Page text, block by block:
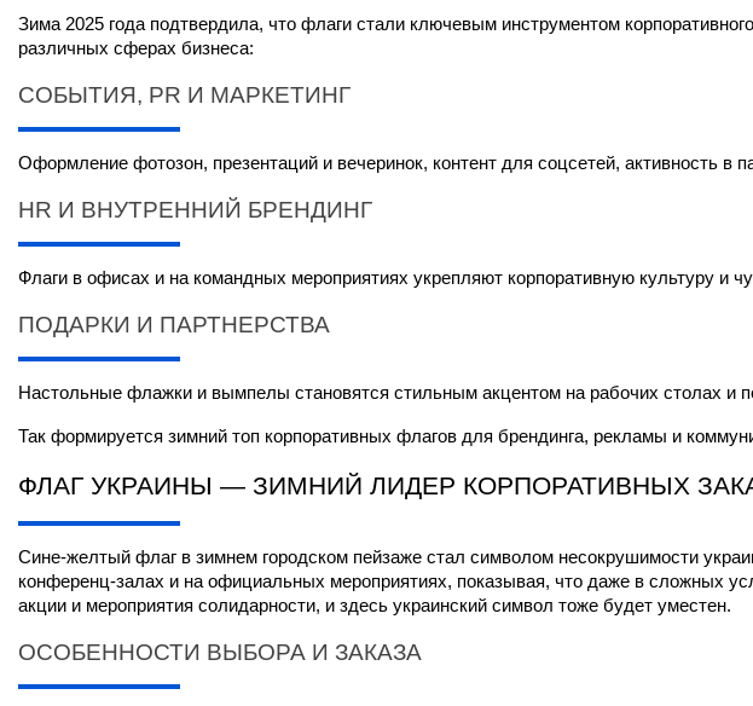
Зима 2025 года подтвердила, что флаги стали ключевым инструментом
различных сферах бизнеса:
СОБЫТИЯ, PR И МАРКЕТИНГ
Оформление фотозон, презентаций и вечеринок, контент для соцсетей, активность в
HR И ВНУТРЕННИЙ БРЕНДИНГ
Флаги в офисах и на командных мероприятиях укрепляют корпоративную культуру и
ПОДАРКИ И ПАРТНЕРСТВА
Настольные флажки и вымпелы становятся стильным акцентом на рабочих столах и
Так формируется зимний топ корпоративных флагов для брендинга, рекламы и
ФЛАГ УКРАИНЫ — ЗИМНИЙ ЛИДЕР КОРПОРАТИВНЫХ
Сине-желтый флаг в зимнем городском пейзаже стал символом несокрушимости
конференц-залах и на официальных мероприятиях, показывая, что даже в сложных
акции и мероприятия солидарности, и здесь украинский символ тоже будет уместен.
ОСОБЕННОСТИ ВЫБОРА И ЗАКАЗА